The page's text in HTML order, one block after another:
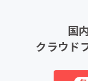
国
クラウド